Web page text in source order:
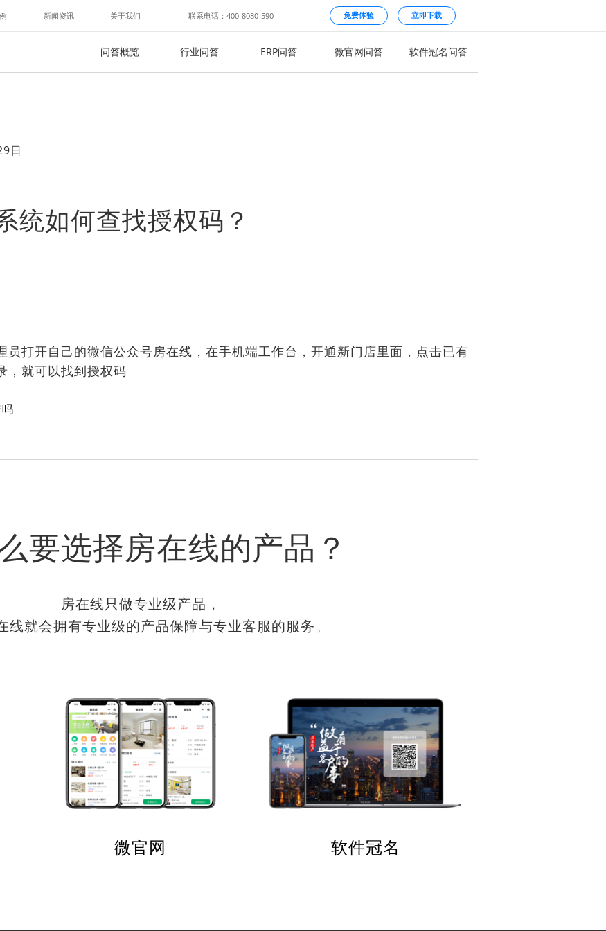
新闻资讯 关于我们 联系电话：400-8080-590 免费体验 立即下载
问答概览 行业问答 ERP问答 微官网问答 软件冠名问答
日
统如何查找授权码？
员打开自己的微信公众号房在线，在手机端工作台，开通新门店里面，点击已有
，就可以找到授权码
要选择房在线的产品？
房在线只做专业级产品，
线就会拥有专业级的产品保障与专业客服的服务。
微官网 软件冠名